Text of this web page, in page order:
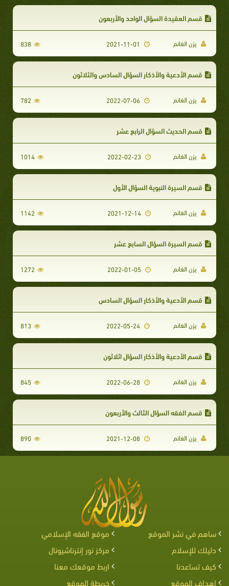
قسم العقيدة السؤال الواحد والأربعون
يزن الغانم 838
قسم الأدعية والأذكار السؤال السادس والثلاثون
يزن الغانم 2022-07-06
782
قسم الحديث السؤال الرابع عشر
يزن الغانم 2022-02-23
1014
قسم السيرة النبوية السؤال الأول
يزن الغانم 2021-12-14
1142
قسم السيرة السؤال السابع عشر
يزن الغانم 2022-01-05
1272
قسم الأدعية والأذكار السؤال السادس
يزن الغانم 2022-05-24
813
قسم الأدعية والأذكار السؤال اثلاثون
يزن الغانم 2022-06-28
845
قسم الفقه السؤال الثالث والأربعون
يزن الغانم 2021-12-08
890
ساهم في نشر الموقع
موقع الفقه الإسلامي
دليلك للإسلام
مركز نور إنترناشيونال
كيف تساعدنا
اربط موقعك معنا
اهداف الموقع
خريطة الموقع